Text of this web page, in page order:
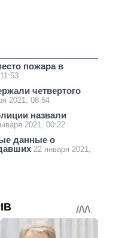
пожара в
четвертого
2021, 08:54
назвали
2021, 00:22
данные о
22 января 2021,